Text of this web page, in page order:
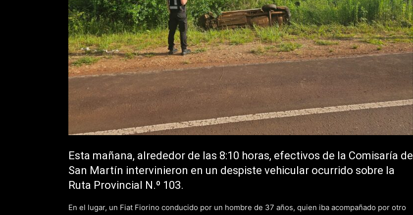
Esta mañana, alrededor de las 8:10 horas, efectivos de la Comisaría de
San Martín intervinieron en un despiste vehicular ocurrido sobre la
Ruta Provincial N.º 103.
En el lugar, un Fiat Fiorino conducido por un hombre de 37 años, quien iba acompañado por otro